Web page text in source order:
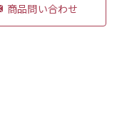
商品問い合わせ